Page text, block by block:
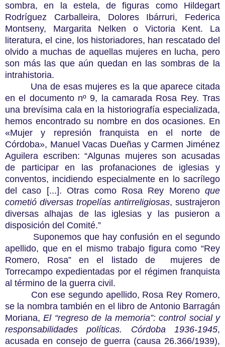
sombra, en la estela, de figuras como Hildegart
Rodríguez Carballeira, Dolores Ibárruri, Federica
Montseny, Margarita Nelken o Victoria Kent. La
literatura, el cine, los historiadores, han rescatado del
olvido a muchas de aquellas mujeres en lucha, pero
son más las que aún quedan en las sombras de la
intrahistoria.
Una de esas mujeres es la que aparece citada
en el documento nº 9, la camarada Rosa Rey. Tras
una brevísima cala en la historiografía especializada,
hemos encontrado su nombre en dos ocasiones. En
«Mujer y represión franquista en el norte de
Córdoba», Manuel Vacas Dueñas y Carmen Jiménez
Aguilera escriben: “Algunas mujeres son acusadas
de participar en las profanaciones de iglesias y
conventos, incidiendo especialmente en lo sacrílego
del caso [...]. Otras como Rosa Rey Moreno que
cometió diversas tropelías antirreligiosas, sustrajeron
diversas alhajas de las iglesias y las pusieron a
disposición del Comité.”
Suponemos que hay confusión en el segundo
apellido, que en el mismo trabajo figura como “Rey
Romero, Rosa” en el listado de mujeres de
Torrecampo expedientadas por el régimen franquista
al término de la guerra civil.
Con ese segundo apellido, Rosa Rey Romero,
se la nombra también en el libro de Antonio Barragán
Moriana,El “regreso de la memoria”: control social y
responsabilidades políticas. Córdoba 1936-1945,
acusada en consejo de guerra (causa 26.366/1939),